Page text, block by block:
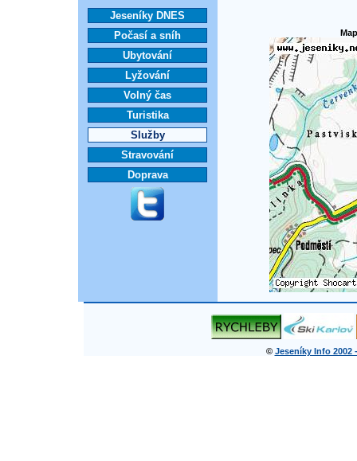
Jeseníky DNES
Počasí a sníh
Ubytování
Lyžování
Volný čas
Turistika
Služby
Stravování
Doprava
© Jeseníky Info 2002